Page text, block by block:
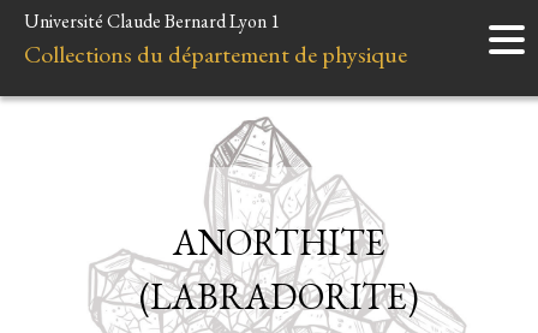
Accueil
Instruments
Liens et ressources
Université Claude Bernard Lyon 1
Collections du département de physique
ANORTHITE
(LABRADORITE)